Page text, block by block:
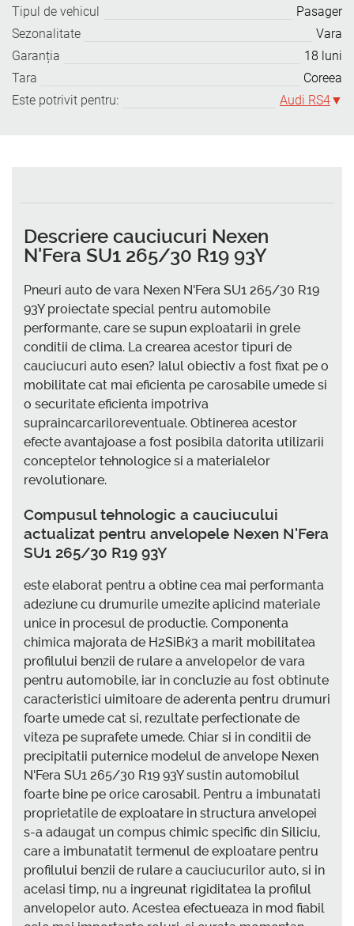
Tipul de vehicul
Pasager
Sezonalitate
Vara
Garanția
18 luni
Tara
Coreea
Este potrivit pentru:
Audi RS4
Descriere cauciucuri Nexen
N'Fera SU1 265/30 R19 93Y
Pneuri auto de vara Nexen N'Fera SU1 265/30 R19
93Y proiectate special pentru automobile
performante, care se supun exploatarii in grele
conditii de clima. La crearea acestor tipuri de
cauciucuri auto esen? Ialul obiectiv a fost fixat pe o
mobilitate cat mai eficienta pe carosabile umede si
o securitate eficienta impotriva
supraincarcariloreventuale. Obtinerea acestor
efecte avantajoase a fost posibila datorita utilizarii
conceptelor tehnologice si a materialelor
revolutionare.
Compusul tehnologic a cauciucului
actualizat pentru anvelopele Nexen N'Fera
SU1 265/30 R19 93Y
este elaborat pentru a obtine cea mai performanta
adeziune cu drumurile umezite aplicind materiale
unice in procesul de productie. Componenta
chimica majorata de H2SiВќ3 a marit mobilitatea
profilului benzii de rulare a anvelopelor de vara
pentru automobile, iar in concluzie au fost obtinute
caracteristici uimitoare de aderenta pentru drumuri
foarte umede cat si, rezultate perfectionate de
viteza pe suprafete umede. Chiar si in conditii de
precipitatii puternice modelul de anvelope Nexen
N'Fera SU1 265/30 R19 93Y sustin automobilul
foarte bine pe orice carosabil. Pentru a imbunatati
proprietatile de exploatare in structura anvelopei
s-a adaugat un compus chimic specific din Siliciu,
care a imbunatatit termenul de exploatare pentru
profilului benzii de rulare a cauciucurilor auto, si in
acelasi timp, nu a ingreunat rigiditatea la profilul
anvelopelor auto. Acestea efectueaza in mod fiabil